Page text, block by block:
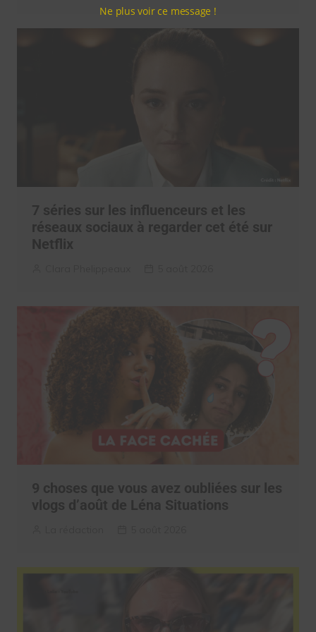
7 séries sur les influenceurs et les
réseaux sociaux à regarder cet été sur
Netflix
9 choses que vous avez oubliées sur les
vlogs d’août de Léna Situations
Ne plus voir ce message !